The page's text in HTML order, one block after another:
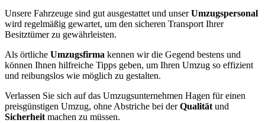
Unsere Fahrzeuge sind gut ausgestattet und unserUmzugspersonal
wird regelmäßig gewartet, um den sicheren Transport Ihrer
Besitztümer zu gewährleisten.
Als örtliche Umzugsfirma kennen wir die Gegend bestens und
können Ihnen hilfreiche Tipps geben, um Ihren Umzug so effizient
und reibungslos wie möglich zu gestalten.
Verlassen Sie sich auf das Umzugsunternehmen Hagen für einen
preisgünstigen Umzug, ohne Abstriche bei derQualität und
Sicherheit machen zu müssen.